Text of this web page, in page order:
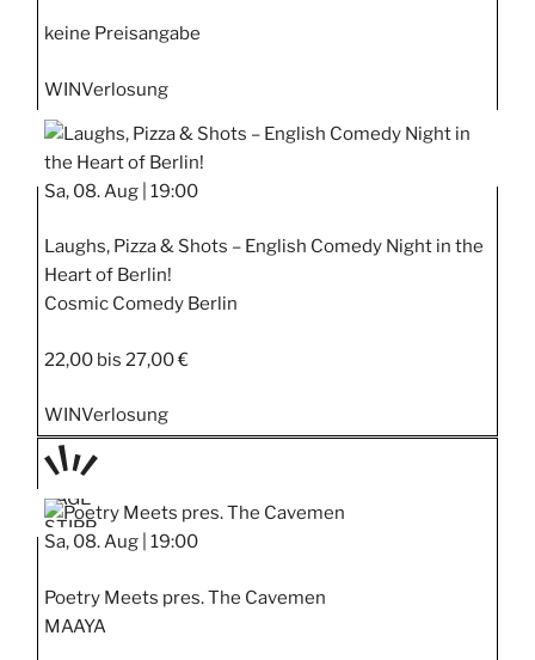
keine Preisangabe
WINVerlosung
Sa, 08. Aug | 19:00
Laughs, Pizza & Shots – English Comedy Night in the
Heart of Berlin!
Cosmic Comedy Berlin
22,00 bis 27,00 €
WINVerlosung
TAGE
STIPP
Sa, 08. Aug | 19:00
Poetry Meets pres. The Cavemen
MAAYA